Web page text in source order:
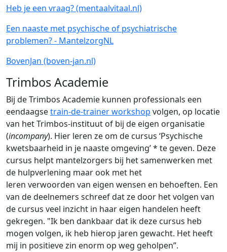
Heb je een vraag? (mentaalvitaal.nl)
Een naaste met psychische of psychiatrische
problemen? - MantelzorgNL
BovenJan (boven-jan.nl)
Trimbos Academie
Bij de Trimbos Academie kunnen professionals een
eendaagsetrain-de-trainer workshop volgen, op locatie
van het Trimbos-instituut of bij de eigen organisatie
(incompany). Hier leren ze om de cursus ‘Psychische
kwetsbaarheid in je naaste omgeving’ * te geven. Deze
cursus helpt mantelzorgers bij het samenwerken met
de hulpverlening maar ook met het
leren verwoorden van eigen wensen en behoeften. Een
van de deelnemers schreef dat ze door het volgen van
de cursus veel inzicht in haar eigen handelen heeft
gekregen. "Ik ben dankbaar dat ik deze cursus heb
mogen volgen, ik heb hierop jaren gewacht. Het heeft
mij in positieve zin enorm op weg geholpen”.